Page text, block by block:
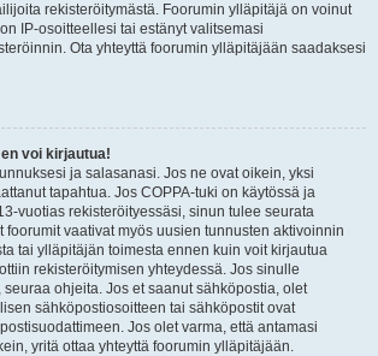
rekisteröitymästä. Foorumin ylläpitäjä on voinut
IP-osoitteellesi tai estänyt valitsemasi
Ota yhteyttä foorumin ylläpitäjään saadaksesi
voi kirjautua!
ja salasanasi. Jos ne ovat oikein, yksi
tapahtua. Jos COPPA-tuki on käytössä ja
vuotias rekisteröityessäsi, sinun tulee seurata
foorumit vaativat myös uusien tunnusten aktivoinnin
tai ylläpitäjän toimesta ennen kuin voit kirjautua
rekisteröitymisen yhteydessä. Jos sinulle
seuraa ohjeita. Jos et saanut sähköpostia, olet
sähköpostiosoitteen tai sähköpostit ovat
Jos olet varma, että antamasi
yritä ottaa yhteyttä foorumin ylläpitäjään.